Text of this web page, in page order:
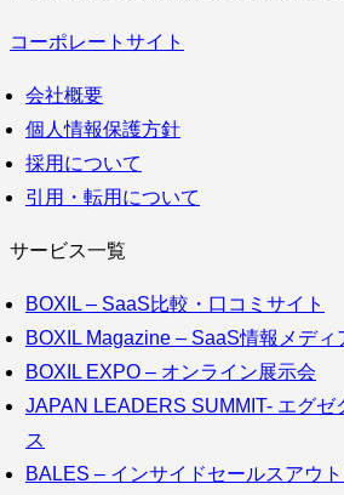
コーポレートサイト
会社概要
個人情報保護方針
採用について
引用・転用について
サービス一覧
BOXIL – SaaS比較・口コミサイト
BOXIL Magazine – SaaS情報メディ
BOXIL EXPO – オンライン展示会
JAPAN LEADERS SUMMIT- エグゼ
ス
BALES – インサイドセールスアウ